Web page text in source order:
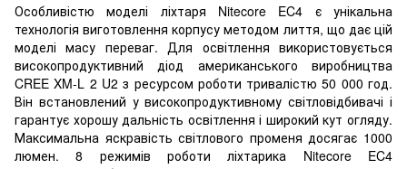
Особливістю моделі ліхтаря Nitecore EC4 є унікальна
технологія виготовлення корпусу методом лиття, що дає цій
моделі масу переваг. Для освітлення використовується
високопродуктивний діод американського виробництва
CREE XM-L 2 U2 з ресурсом роботи тривалістю 50 000 год.
Він встановлений у високопродуктивному світловідбивачі і
гарантує хорошу дальність освітлення і широкий кут огляду.
Максимальна яскравість світлового променя досягає 1000
люмен. 8 режимів роботи ліхтарика Nitecore EC4